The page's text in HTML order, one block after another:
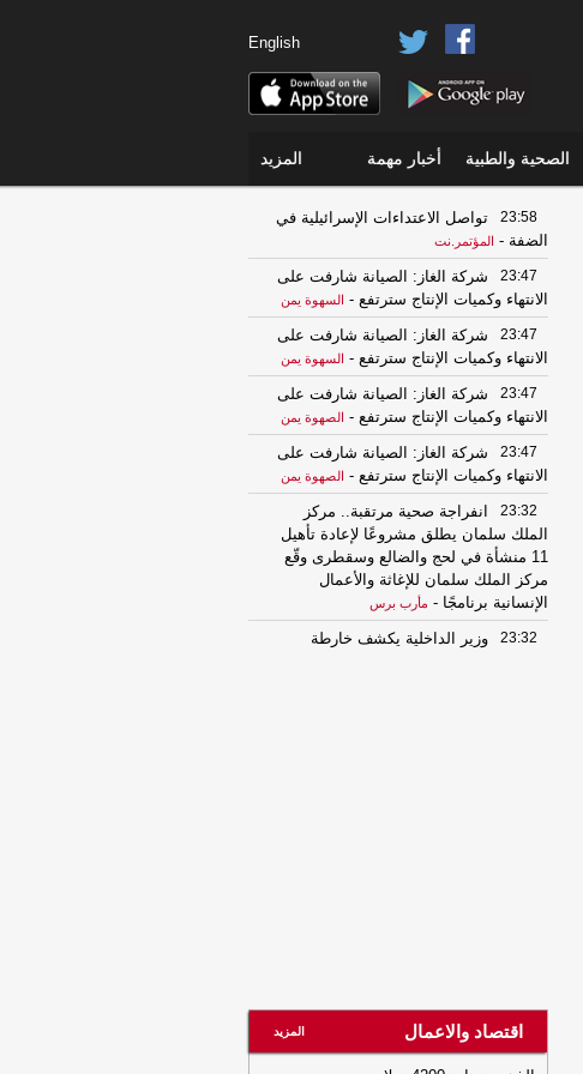
English
الصحية والطبية أخبار مهمة المزيد
23:58
تواصل الاعتداءات الإسرائيلية في
الضفة - المؤتمر.نت
23:47
شركة الغاز: الصيانة شارفت على
الانتهاء وكميات الإنتاج سترتفع - السهوة يمن
23:47
شركة الغاز: الصيانة شارفت على
الانتهاء وكميات الإنتاج سترتفع - السهوة يمن
23:47
شركة الغاز: الصيانة شارفت على
الانتهاء وكميات الإنتاج سترتفع - الصهوة يمن
23:47
شركة الغاز: الصيانة شارفت على
الانتهاء وكميات الإنتاج سترتفع - الصهوة يمن
23:32
انفراجة صحية مرتقبة.. مركز
الملك سلمان يطلق مشروعًا لإعادة تأهيل
11 منشأة في لحج والضالع وسقطرى وقّع
مركز الملك سلمان للإغاثة والأعمال
الإنسانية برنامجًا - مأرب برس
23:32
وزير الداخلية يكشف خارطة
23:26
استنفار أمني في عدن ومأرب
وتعز.. قيادات الشرطة تعلن أعلى درجات
اقتصاد والاعمال المزيد